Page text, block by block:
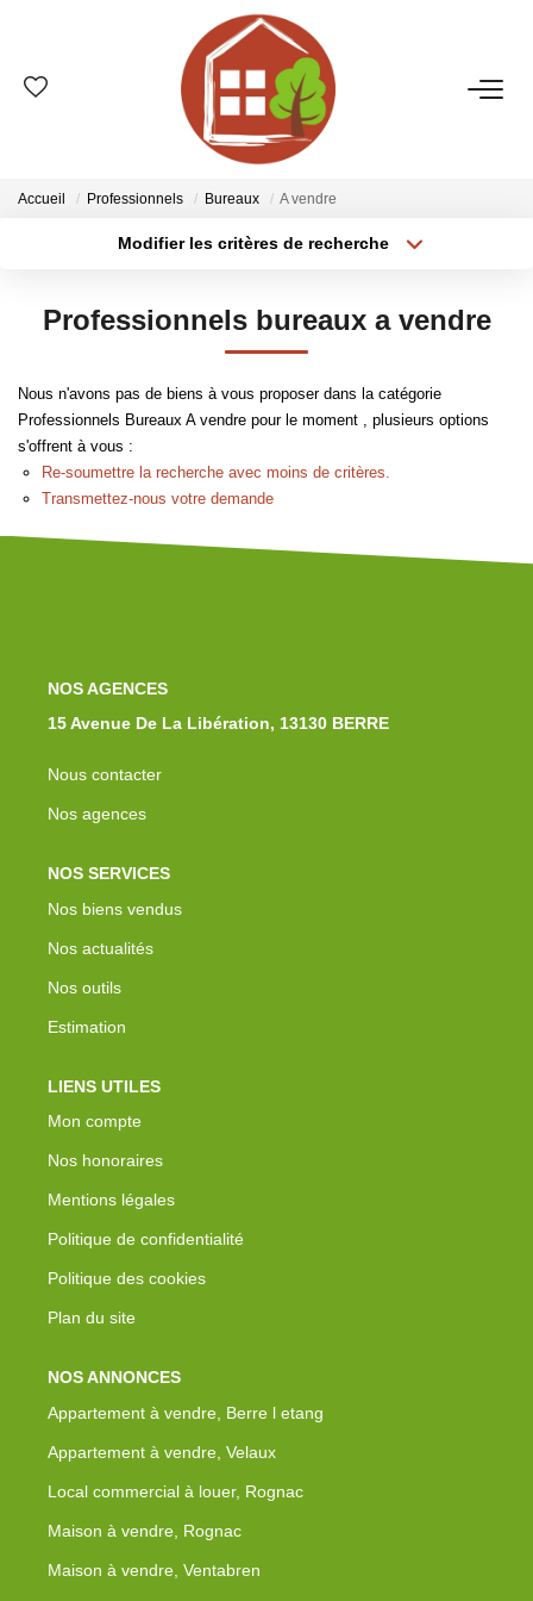
VENTES
ESTIMATION
GESTION
LE GROUPE
Qui Sommes-Nous ?
Nos Agences
Notre Équipe
Accueil Professionnels Bureaux A vendre
Modifier les critères de recherche
Type de bien
Budget max Plus de critères
Professionnels bureaux a vendre
Nous n'avons pas de biens à vous proposer dans la catégorie
Professionnels Bureaux A vendre pour le moment , plusieurs options
s'offrent à vous :
Re-soumettre la recherche avec moins de critères.
Transmettez-nous votre demande
NOS AGENCES
15 Avenue De La Libération, 13130 BERRE
Nous contacter
Nos agences
NOS SERVICES
Nos biens vendus
Nos actualités
Nos outils
Estimation
LIENS UTILES
Mon compte
Nos honoraires
Mentions légales
Politique de confidentialité
Politique des cookies
Plan du site
NOS ANNONCES
Appartement à vendre, Berre l etang
Appartement à vendre, Velaux
Local commercial à louer, Rognac
Maison à vendre, Rognac
Maison à vendre, Ventabren